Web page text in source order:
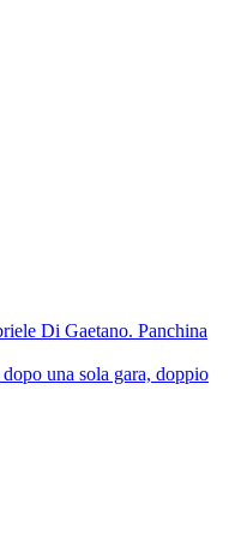
una sola gara, doppio